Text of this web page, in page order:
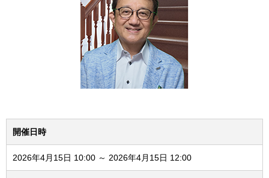
開催日時
2026年4月15日 10:00 ～ 2026年4月15日 12:00